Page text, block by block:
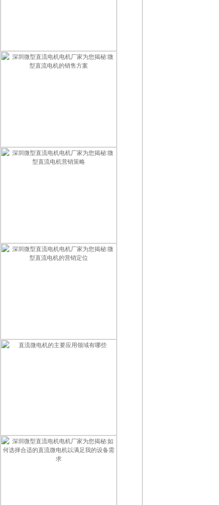
深圳微电机电机厂家为您揭秘:美容按摩仪电机有哪些
深圳微型直流电机电机厂家为您揭秘:微型直流电机的销售方案
深圳微型直流电机电机厂家为您揭秘:微型直流电机营销策略
直流微电机的主要应用领域有哪些